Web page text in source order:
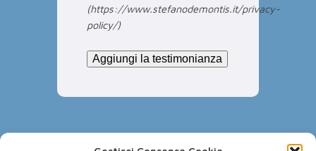
(https://www.stefanodemontis.it/privacy-
policy/)